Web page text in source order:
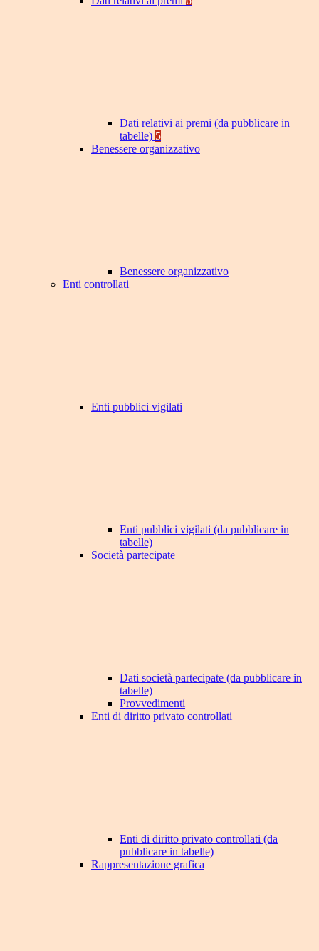
Dati relativi ai premi (da pubblicare in
tabelle) 5
Benessere organizzativo
Benessere organizzativo
Enti controllati
Enti pubblici vigilati
Enti pubblici vigilati (da pubblicare in
tabelle)
Società partecipate
Dati società partecipate (da pubblicare in
tabelle)
Provvedimenti
Enti di diritto privato controllati
Enti di diritto privato controllati (da
pubblicare in tabelle)
Rappresentazione grafica